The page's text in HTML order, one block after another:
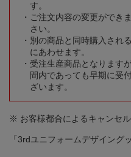
す。
ご注文内容の変更ができ
さい。
別の商品と同時購入され
にあわせます。
受注生産商品となります
間内であっても早期に受
ざいます。
※ お客様都合によるキャンセル
「3rdユニフォームデザイングッ